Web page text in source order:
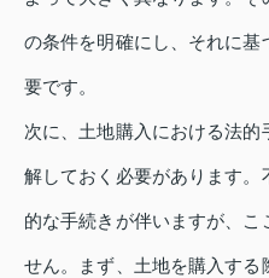
の条件を明確にし、それに
要です。
次に、土地購入における法
解しておく必要があります
的な手続きが伴いますが、こ
せん。まず、土地を購入す